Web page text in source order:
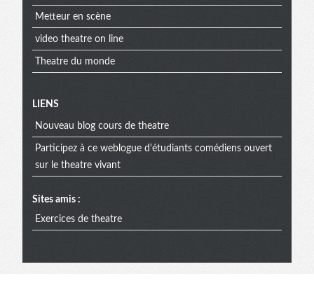
Metteur en scène
video theatre on line
Theatre du monde
Menu
extra
LIENS
Nouveau blog cours de theatre
Participez à ce weblogue d'étudiants comédiens ouvert
sur le theatre vivant
Sites amis :
Exercices de theatre